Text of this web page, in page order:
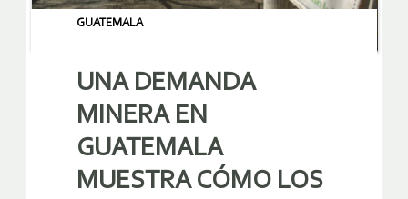
GUATEMALA
UNA DEMANDA
MINERA EN
GUATEMALA
MUESTRA CÓMO LOS